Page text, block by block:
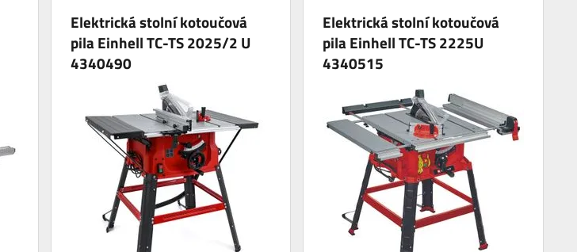
Elektrická stolní kotoučová
pila Einhell TC-TS 2025/2 U
4340490
Elektrická stolní kotoučová
pila Einhell TC-TS 2225U
4340515